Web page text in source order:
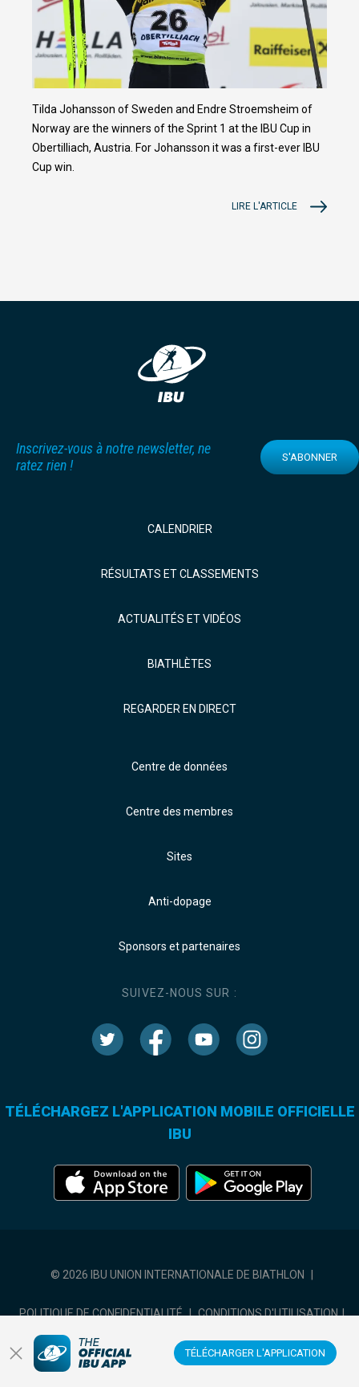
Tilda Johansson of Sweden and Endre Stroemsheim of
Norway are the winners of the Sprint 1 at the IBU Cup in
Obertilliach, Austria. For Johansson it was a first-ever IBU
Cup win.
LIRE L'ARTICLE
TÉLÉCHARGER L'APPLICATION
Inscrivez-vous à notre newsletter, ne
ratez rien !
S'ABONNER
CALENDRIER
RÉSULTATS ET CLASSEMENTS
ACTUALITÉS ET VIDÉOS
BIATHLÈTES
REGARDER EN DIRECT
Centre de données
Centre des membres
Sites
Anti-dopage
Sponsors et partenaires
SUIVEZ-NOUS SUR :
TÉLÉCHARGEZ L'APPLICATION MOBILE OFFICIELLE
IBU
© 2026 IBU UNION INTERNATIONALE DE BIATHLON
POLITIQUE DE CONFIDENTIALITÉ | CONDITIONS D'UTILISATION |
COOKIES SETTINGS